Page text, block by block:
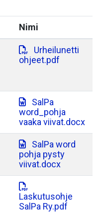
Nimi
Urheilunetti
ohjeet.pdf
SalPa
word_pohja
vaaka viivat.docx
SalPa word
pohja pysty
viivat.docx
Laskutusohje
SalPa Ry.pdf